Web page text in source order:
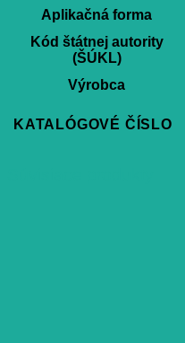
Aplikačná forma
Kód štátnej autority
(ŠÚKL)
Výrobca
KATALÓGOVÉ ČÍSLO